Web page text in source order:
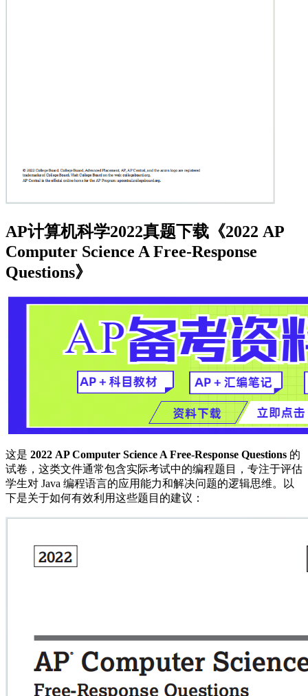
AP计算机科学2022真题下载《2022 AP
Computer Science A Free-Response
Questions》
这是 2022 AP Computer Science A Free-Response Questions 的
试卷，这类文件通常包含实际考试中的编程题目，专注于评估
学生对 Java 编程语言的应用能力和解决问题的逻辑思维。以
下是关于如何有效利用这些题目的建议：